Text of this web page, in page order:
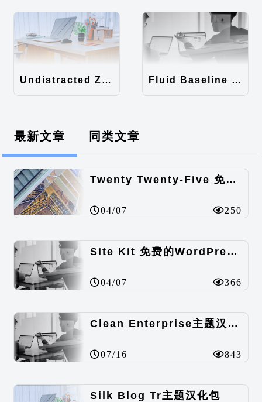
Undistracted Zen主题汉化包 Fluid Baseline Grid主题汉化包
最新文章 同类文章
Twenty Twenty-Five 免费的WordPress内容主题
04/07 250
Site Kit 免费的WordPress数据统计插件
04/07 366
Clean Enterprise主题汉化包
07/16 843
Silk Blog Tr主题汉化包